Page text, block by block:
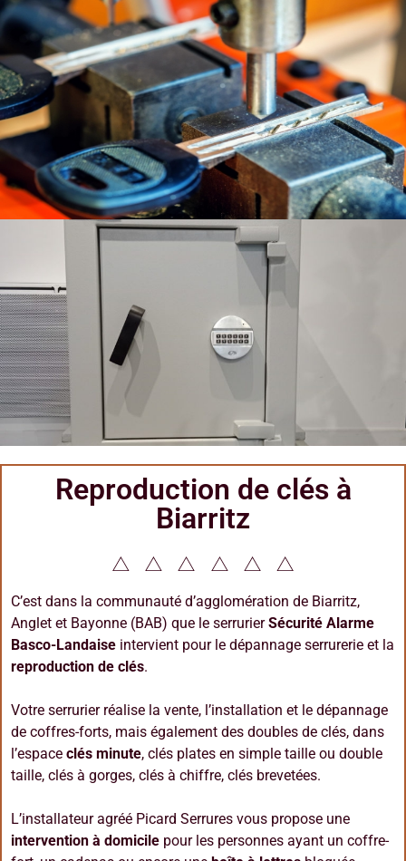
Reproduction de clés à
Biarritz
C’est dans la communauté d’agglomération de Biarritz,
Anglet et Bayonne (BAB) que le serrurierSécurité Alarme
Basco-Landaise intervient pour le dépannage serrurerie et la
reproduction de clés.
Votre serrurier réalise la vente, l’installation et le dépannage
de coffres-forts, mais également des doubles de clés, dans
l’espace clés minute, clés plates en simple taille ou double
taille, clés à gorges, clés à chiffre, clés brevetées.
L’installateur agréé Picard Serrures vous propose une
intervention à domicile pour les personnes ayant un coffre-